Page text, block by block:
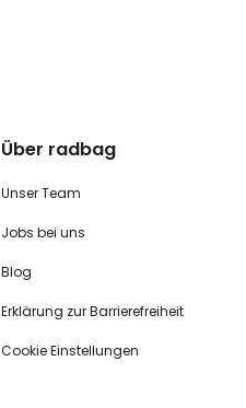
Über radbag
Unser Team
Jobs bei uns
Blog
Erklärung zur Barrierefreiheit
Cookie Einstellungen